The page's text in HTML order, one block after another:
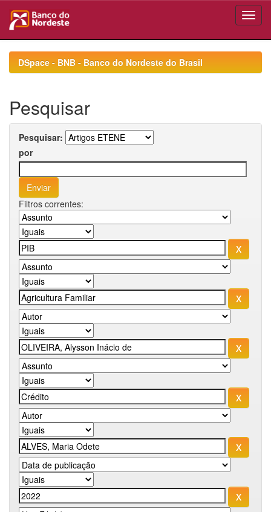
navigationDSpace - BNB - Banco do Nordeste do Brasil
Pesquisar
Pesquisar:
por
Filtros correntes: